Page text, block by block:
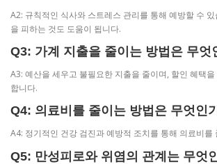
A2: 규칙적인 식사와 스트레스 관리를 통해 예방할 수
을 피하는 것도 도움이 됩니다.
Q3: 가계 지출을 줄이는 방법은 무엇
A3: 예산을 세우고 불필요한 지출을 줄이며, 할인 혜택
합니다.
Q4: 의료비를 줄이는 방법은 무엇인
A4: 정기적인 건강 검진과 예방적 조치를 통해 의료비를
Q5: 만성피로와 위염의 관계는 무엇